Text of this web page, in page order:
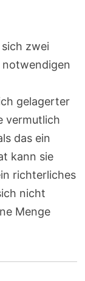
zwei
notwendigen
gelagerter
vermutlich
das ein
kann sie
richterliches
nicht
Menge